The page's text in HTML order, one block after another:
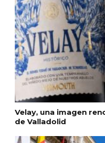
Velay, una imagen
de Valladolid